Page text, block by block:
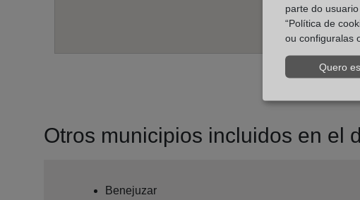
Otros municipios incluidos en el
Benejuzar
parte do
“Política de
ou configuralas
Quero